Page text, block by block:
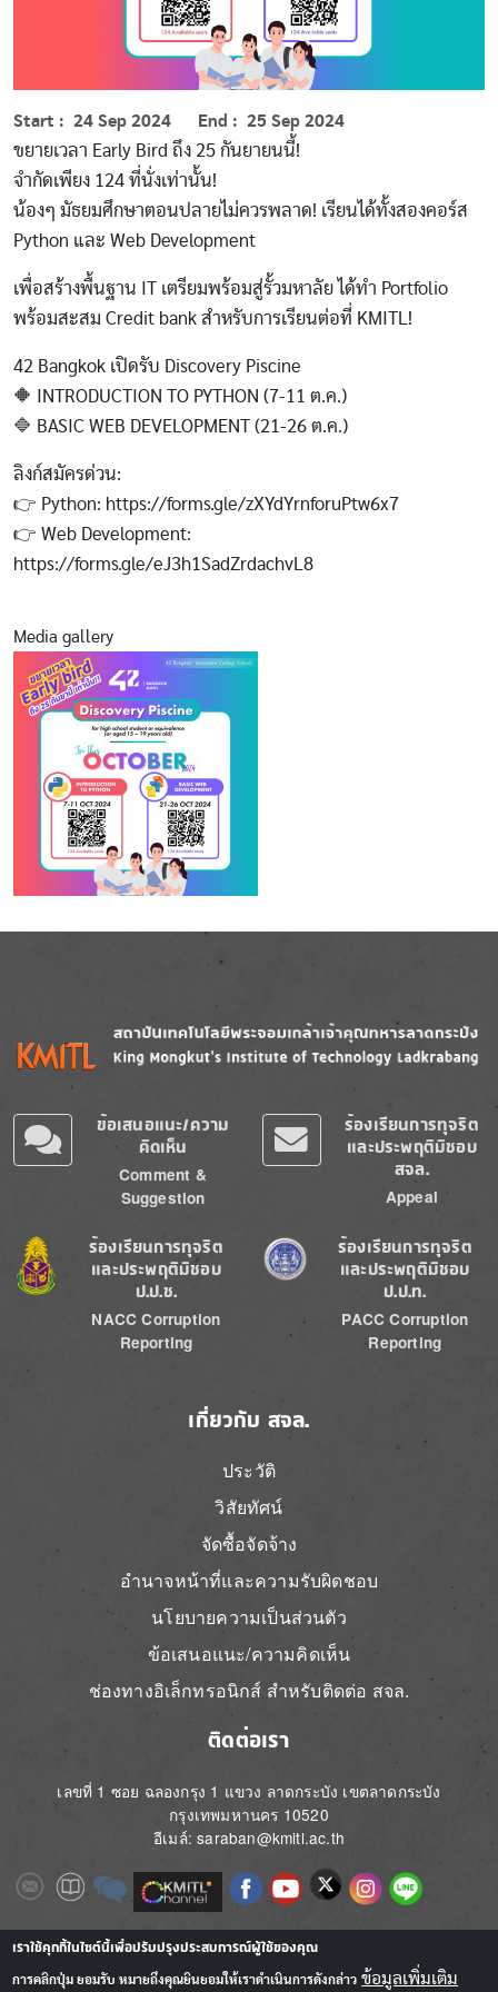
Start 24 Sep 2024 End 25 Sep 2024
ขยายเวลา Early Bird ถึง 25 กันยายนนี้!
จำกัดเพียง 124 ที่นั่งเท่านั้น!
น้องๆ มัธยมศึกษาตอนปลายไม่ควรพลาด! เรียนได้ทั้งสองคอร์ส
Python และ Web Development
เพื่อสร้างพื้นฐาน IT เตรียมพร้อมสู่รั้วมหาลัย ได้ทำ Portfolio
พร้อมสะสม Credit bank สำหรับการเรียนต่อที่ KMITL!
42 Bangkok เปิดรับ Discovery Piscine
🔶 INTRODUCTION TO PYTHON (7-11 ต.ค.)
🔷 BASIC WEB DEVELOPMENT (21-26 ต.ค.)
ลิงก์สมัครด่วน:
👉 Python: https://forms.gle/zXYdYrnforuPtw6x7
👉 Web Development:
https://forms.gle/eJ3h1SadZrdachvL8
Media gallery
Image
ข้อเสนอแนะ/ความ
คิดเห็น
Comment &
Suggestion
ร้องเรียนการทุจริต
และประพฤติมิชอบ
สจล.
Appeal
Image
ร้องเรียนการทุจริต
และประพฤติมิชอบ
ป.ป.ช.
NACC Corruption
Reporting
Image
ร้องเรียนการทุจริต
และประพฤติมิชอบ
ป.ป.ท.
PACC Corruption
Reporting
เกี่ยวกับ สจล.
ประวัติ
วิสัยทัศน์
จัดซื้อจัดจ้าง
อำนาจหน้าที่และความรับผิดชอบ
นโยบายความเป็นส่วนตัว
ข้อเสนอแนะ/ความคิดเห็น
ช่องทางอิเล็กทรอนิกส์ สำหรับติดต่อ สจล.
ติดต่อเรา
เลขที่ 1 ซอย ฉลองกรุง 1 แขวง ลาดกระบัง เขตลาดกระบัง
กรุงเทพมหานคร 10520
อีเมล์: saraban@kmitl.ac.th
ImageImageImage Image ImageImageImageImageImage
Image Image
เราใช้คุกกี้ในไซต์นี้เพื่อปรับปรุงประสบการณ์ผู้ใช้ของคุณ
การคลิกปุ่ม ยอมรับ หมายถึงคุณยินยอมให้เราดำเนินการดังกล่าว ข้อมูลเพิ่มเติม